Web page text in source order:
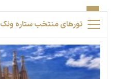
تورهای منتخب ستاره ونک